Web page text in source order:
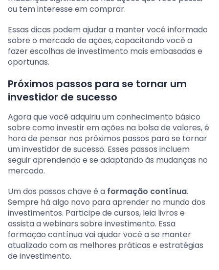
ou tem interesse em comprar.
Essas dicas podem ajudar a manter você informado
sobre o mercado de ações, capacitando você a
fazer escolhas de investimento mais embasadas e
oportunas.
Próximos passos para se tornar um
investidor de sucesso
Agora que você adquiriu um conhecimento básico
sobre como investir em ações na bolsa de valores, é
hora de pensar nos próximos passos para se tornar
um investidor de sucesso. Esses passos incluem
seguir aprendendo e se adaptando às mudanças no
mercado.
Um dos passos chave é a formação contínua.
Sempre há algo novo para aprender no mundo dos
investimentos. Participe de cursos, leia livros e
assista a webinars sobre investimento. Essa
formação contínua vai ajudar você a se manter
atualizado com as melhores práticas e estratégias
de investimento.